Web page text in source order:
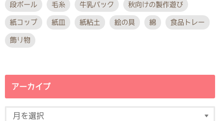
段ボール 毛糸 牛乳パック 秋向けの製作遊び
紙コップ 紙皿 紙粘土 絵の具 綿 食品トレー
飾り物
アーカイブ